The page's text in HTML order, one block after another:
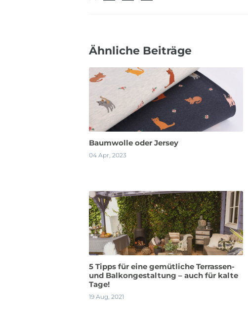
Ähnliche Beiträge
Baumwolle oder Jersey
04 Apr, 2023
5 Tipps für eine gemütliche Terrassen-
und Balkongestaltung – auch für kalte
Tage!
19 Aug, 2021